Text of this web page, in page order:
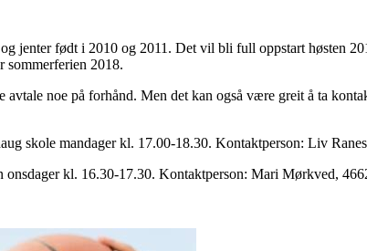
jenter født i 2010 og 2011. Det vil bli full oppstart høsten
sommerferien 2018.
noe på forhånd. Men det kan også være greit å ta
skole mandager kl. 17.00-18.30. Kontaktperson: Liv
kl. 16.30-17.30. Kontaktperson: Mari Mørkved,